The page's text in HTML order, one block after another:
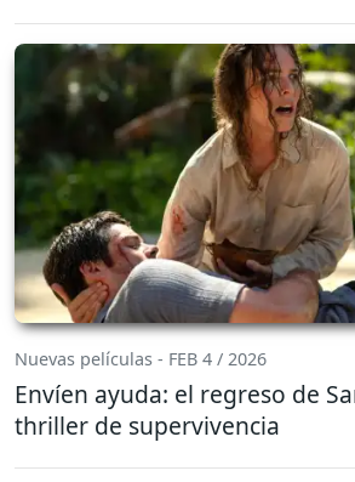
Nuevas películas - FEB 4 / 2026
Envíen ayuda: el regreso de
thriller de supervivencia